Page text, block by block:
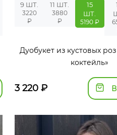
9 ШТ.
3220
₽
11 ШТ.
3880
₽
15
ШТ.
5190 ₽
Дуобукет из кустовых
коктейль»
3 220₽